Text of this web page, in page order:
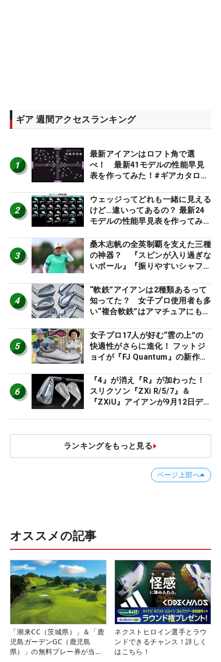
ギア 週間アクセスランキング
1
最新アイアンはロフト角で選
べ！ 最新41モデルの性能早見
表を作ってみた！#ギアカタログ
2
ウェッジってどれも一緒に見える
けど…違いってあるの？ 最新24
モデルの性能早見表を作ってみ
3
桑木志帆の全英制覇を支えた三種
の神器？ 『スピンが入り過ぎな
いボール』『振りやすいシャフ
ー』 #女子プロセッティング
4
“軟鉄”アイアンは2種類あるって
知ってた？ 女子プロ使用者も多
い“複合軟鉄”はアマチュアにもオ
5
女子プロ17人が好む“雲の上”の
快適性がさらに進化！ フットジ
ョイが『FJ Quantum』の新作を
6
『4』が消え『R』が加わった！
スリクソン『ZXi R/5/7』＆
『ZXiU』アイアンが9月12日デ
ランキングをもっと見る
ページ上部へ
オススメの記事
「潮来CC（茨城県）」＆「鹿
児島ガーデンGC（鹿児島
県）」の無料プレー券が当た
ネクストヒロイン選手とラウ
ンドできるチャンス！詳しく
はこちら！